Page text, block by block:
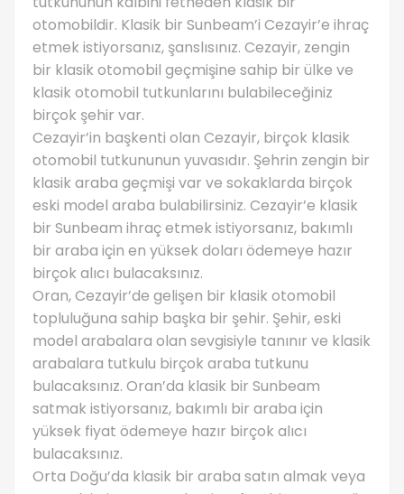
otomobildir. Klasik bir Sunbeam’i Cezayir’e ihraç
etmek istiyorsanız, şanslısınız. Cezayir, zengin
bir klasik otomobil geçmişine sahip bir ülke ve
klasik otomobil tutkunlarını bulabileceğiniz
birçok şehir var.
Cezayir’in başkenti olan Cezayir, birçok klasik
otomobil tutkununun yuvasıdır. Şehrin zengin bir
klasik araba geçmişi var ve sokaklarda birçok
eski model araba bulabilirsiniz. Cezayir’e klasik
bir Sunbeam ihraç etmek istiyorsanız, bakımlı
bir araba için en yüksek doları ödemeye hazır
birçok alıcı bulacaksınız.
Oran, Cezayir’de gelişen bir klasik otomobil
topluluğuna sahip başka bir şehir. Şehir, eski
model arabalara olan sevgisiyle tanınır ve klasik
arabalara tutkulu birçok araba tutkunu
bulacaksınız. Oran’da klasik bir Sunbeam
satmak istiyorsanız, bakımlı bir araba için
yüksek fiyat ödemeye hazır birçok alıcı
bulacaksınız.
Orta Doğu’da klasik bir araba satın almak veya